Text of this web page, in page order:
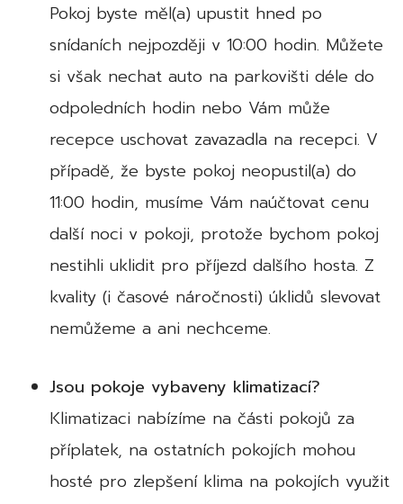
Pokoj byste měl(a) upustit hned po
snídaních nejpozději v 10:00 hodin. Můžete
si však nechat auto na parkovišti déle do
odpoledních hodin nebo Vám může
recepce uschovat zavazadla na recepci. V
případě, že byste pokoj neopustil(a) do
11:00 hodin, musíme Vám naúčtovat cenu
další noci v pokoji, protože bychom pokoj
nestihli uklidit pro příjezd dalšího hosta. Z
kvality (i časové náročnosti) úklidů slevovat
nemůžeme a ani nechceme.
Jsou pokoje vybaveny klimatizací?
Klimatizaci nabízíme na části pokojů za
příplatek, na ostatních pokojích mohou
hosté pro zlepšení klima na pokojích využit